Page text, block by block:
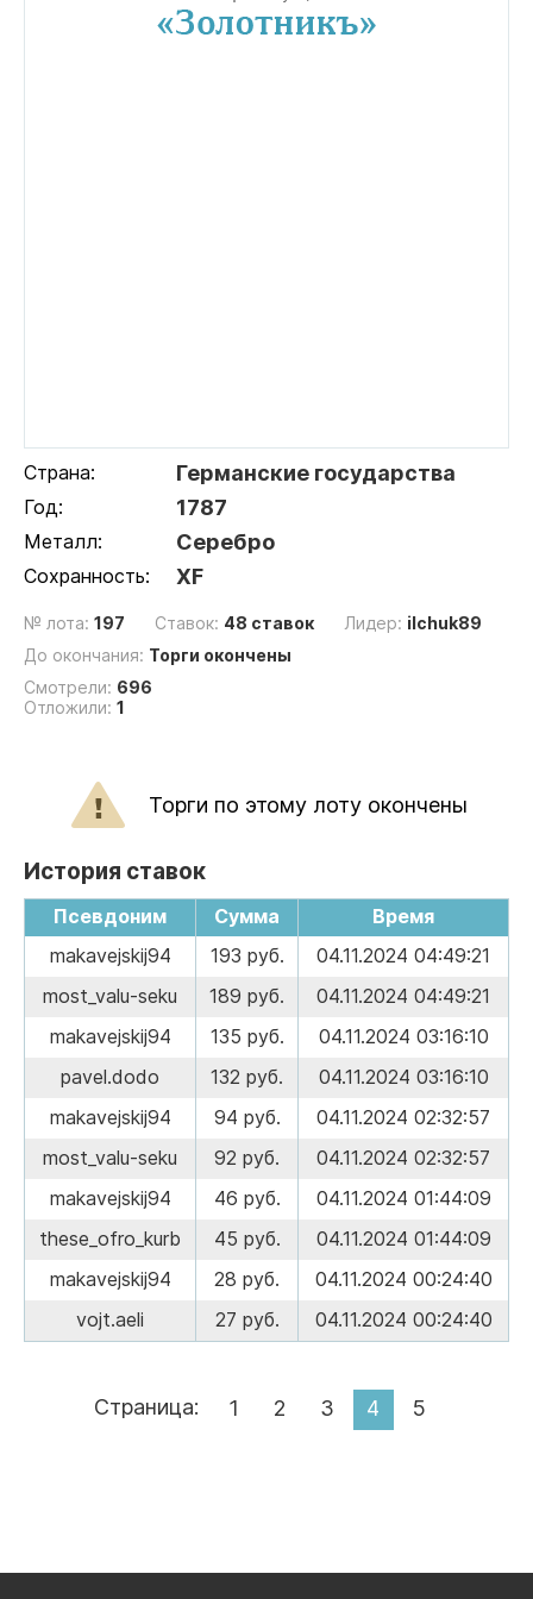
Страна: Германские государства
Год: 1787
Металл: Серебро
Сохранность: XF
№ лота: 197 Ставок: 48 ставок Лидер: ilchuk89
До окончания: Торги окончены
Смотрели: 696
Отложили: 1
Торги по этому лоту окончены
История ставок
Псевдоним Сумма
Время
makavejskij94
193 руб.
04.11.2024 04:49:21
most_valu-seku
189 руб.
04.11.2024 04:49:21
makavejskij94
135 руб.
04.11.2024 03:16:10
pavel.dodo
132 руб.
04.11.2024 03:16:10
makavejskij94
94 руб.
04.11.2024 02:32:57
most_valu-seku
92 руб.
04.11.2024 02:32:57
makavejskij94
46 руб.
04.11.2024 01:44:09
these_ofro_kurb
45 руб.
04.11.2024 01:44:09
makavejskij94
28 руб.
04.11.2024 00:24:40
vojt.aeli
27 руб. 04.11.2024 00:24:40
Страница: 1 2 3 4 5